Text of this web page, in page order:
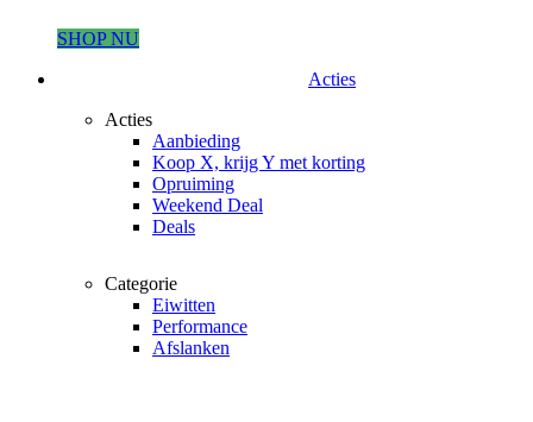
SHOP NU
Acties
Acties
Aanbieding
Koop X, krijg Y met korting
Opruiming
Weekend Deal
Deals
Categorie
Eiwitten
Performance
Afslanken